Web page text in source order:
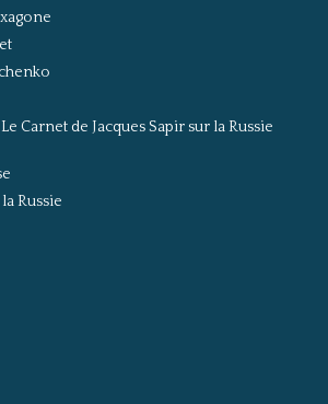
Carnet de Jacques Sapir sur la Russie
Russie